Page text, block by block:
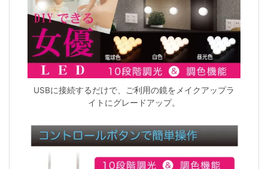
USBに接続するだけで、ご利用の鏡をメイクアップラ
イトにグレードアップ。